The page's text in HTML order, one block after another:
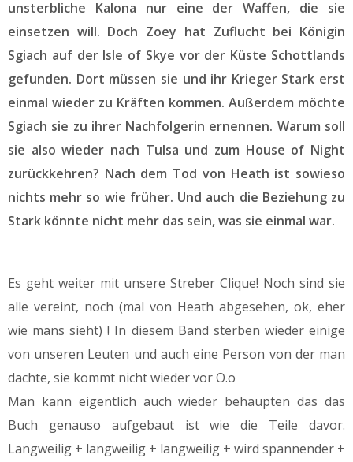
unsterbliche Kalona nur eine der Waffen, die sie
einsetzen will. Doch Zoey hat Zuflucht bei Königin
Sgiach auf der Isle of Skye vor der Küste Schottlands
gefunden. Dort müssen sie und ihr Krieger Stark erst
einmal wieder zu Kräften kommen. Außerdem möchte
Sgiach sie zu ihrer Nachfolgerin ernennen. Warum soll
sie also wieder nach Tulsa und zum House of Night
zurückkehren? Nach dem Tod von Heath ist sowieso
nichts mehr so wie früher. Und auch die Beziehung zu
Stark könnte nicht mehr das sein, was sie einmal war.
Es geht weiter mit unsere Streber Clique! Noch sind sie
alle vereint, noch (mal von Heath abgesehen, ok, eher
wie mans sieht) ! In diesem Band sterben wieder einige
von unseren Leuten und auch eine Person von der man
dachte, sie kommt nicht wieder vor O.o
Man kann eigentlich auch wieder behaupten das das
Buch genauso aufgebaut ist wie die Teile davor.
Langweilig + langweilig + langweilig + wird spannender +